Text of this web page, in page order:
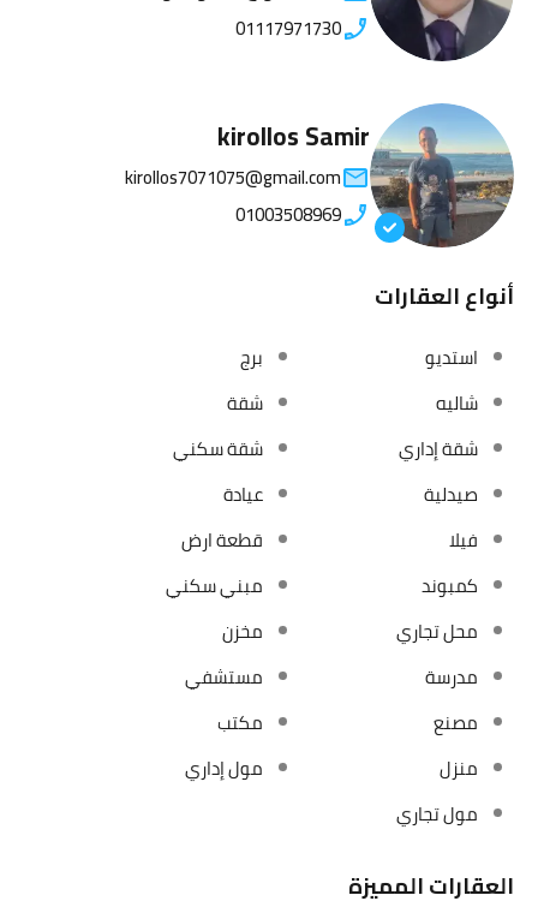
01117971730
kirollos Samir
kirollos7071075@gmail.com
01003508969
أنواع العقارات
استديو
برج
شاليه
شقة
شقة إداري
شقة سكني
صيدلية
عيادة
فيلا
قطعة ارض
كمبوند
مبني سكني
محل تجاري
مخزن
مدرسة
مستشفي
مصنع
مكتب
منزل
مول إداري
مول تجاري
العقارات المميزة